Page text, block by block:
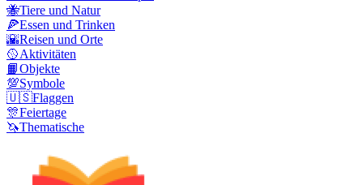
🐝Tiere und Natur
🍕Essen und Trinken
🌇Reisen und Orte
🥎Aktivitäten
📙Objekte
💯Symbole
🇺🇸Flaggen
🎊Feiertage
🦄Thematische